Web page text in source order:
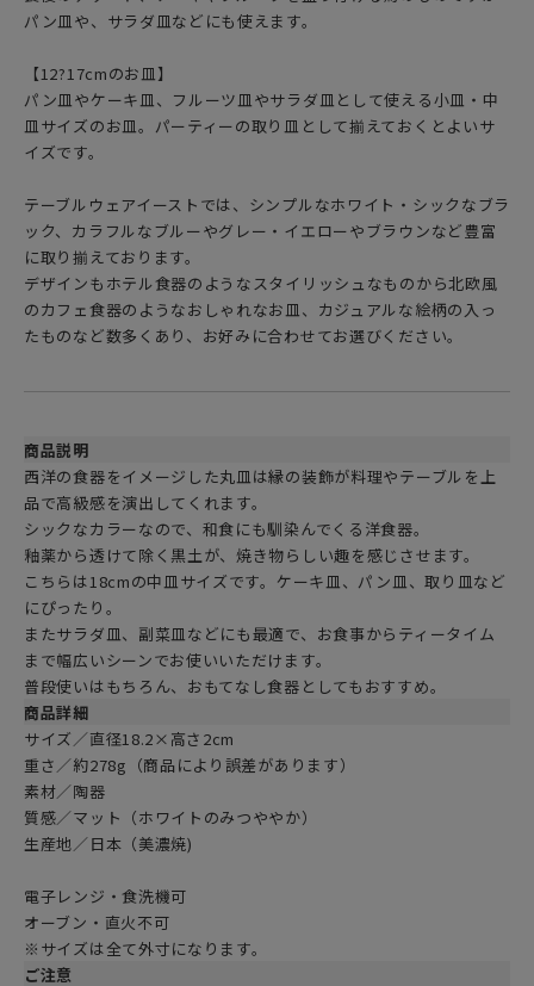
パン皿や、サラダ皿などにも使えます。
【12?17cmのお皿】
パン皿やケーキ皿、フルーツ皿やサラダ皿として使える小皿・中
皿サイズのお皿。パーティーの取り皿として揃えておくとよいサ
イズです。
テーブルウェアイーストでは、シンプルなホワイト・シックなブラ
ック、カラフルなブルーやグレー・イエローやブラウンなど豊富
に取り揃えております。
デザインもホテル食器のようなスタイリッシュなものから北欧風
のカフェ食器のようなおしゃれなお皿、カジュアルな絵柄の入っ
たものなど数多くあり、お好みに合わせてお選びください。
商品説明
西洋の食器をイメージした丸皿は縁の装飾が料理やテーブルを上
品で高級感を演出してくれます。
シックなカラーなので、和食にも馴染んでくる洋食器。
釉薬から透けて除く黒土が、焼き物らしい趣を感じさせます。
こちらは18cmの中皿サイズです。ケーキ皿、パン皿、取り皿など
にぴったり。
またサラダ皿、副菜皿などにも最適で、お食事からティータイム
まで幅広いシーンでお使いいただけます。
普段使いはもちろん、おもてなし食器としてもおすすめ。
商品詳細
サイズ／直径18.2×高さ2cm
重さ／約278g（商品により誤差があります）
素材／陶器
質感／マット（ホワイトのみつややか）
生産地／日本（美濃焼)
電子レンジ・食洗機可
オーブン・直火不可
※サイズは全て外寸になります。
ご注意